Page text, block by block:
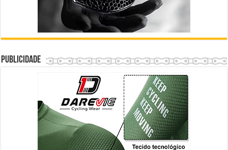
Publicidade